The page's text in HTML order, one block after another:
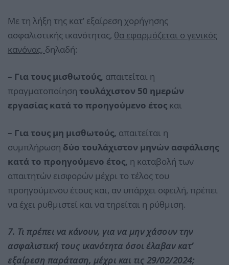
Με τη λήξη της κατ’ εξαίρεση χορήγησης
ασφαλιστικής ικανότητας, θα εφαρμόζεται ο γενικός
κανόνας, δηλαδή:
– Για τους μισθωτούς, απαιτείται η
πραγματοποίηση τουλάχιστον 50 ημερών
εργασίας κατά το προηγούμενο έτος και
– Για τους μη μισθωτούς, απαιτείται η
συμπλήρωση δύο τουλάχιστον μηνών ασφάλισης
κατά το προηγούμενο έτος, η καταβολή των
απαιτητών εισφορών μέχρι το τέλος του
προηγούμενου έτους και, αν υπάρχει οφειλή, πρέπει
να έχει ρυθμιστεί και να τηρείται η ρύθμιση.
7. Τι πρέπει να κάνουν, για να μην χάσουν την
ασφαλιστική τους ικανότητα όσοι έλαβαν κατ’
εξαίρεση παράταση, μέχρι και τις 29/02/2024;